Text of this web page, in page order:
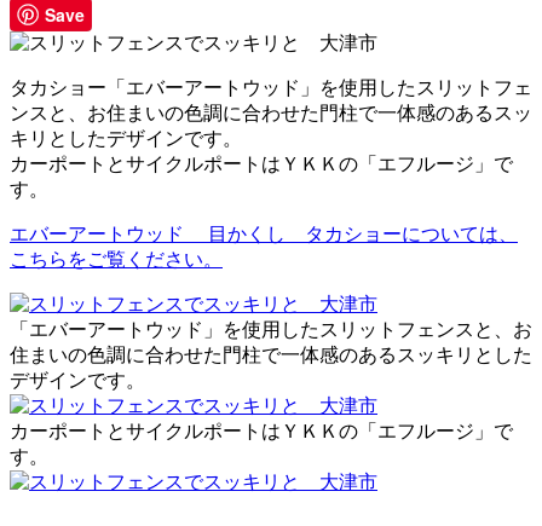
Save
タカショー「エバーアートウッド」を使用したスリットフェ
ンスと、お住まいの色調に合わせた門柱で一体感のあるスッ
キリとしたデザインです。
カーポートとサイクルポートはＹＫＫの「エフルージ」で
す。
エバーアートウッド 目かくし タカショーについては、
こちらをご覧ください。
「エバーアートウッド」を使用したスリットフェンスと、お
住まいの色調に合わせた門柱で一体感のあるスッキリとした
デザインです。
カーポートとサイクルポートはＹＫＫの「エフルージ」で
す。